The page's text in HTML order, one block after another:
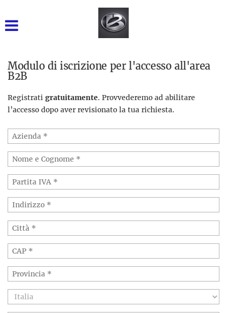
INIZIALE
NOLEGGIO BREVE TERMINE
NOLEGGIO LUNGO
TERMINE
RICAMBI
ASSISTENZA
Modulo di iscrizione per l'accesso all'area
B2B
Registrati gratuitamente. Provvederemo ad abilitare
l’accesso dopo aver revisionato la tua richiesta.